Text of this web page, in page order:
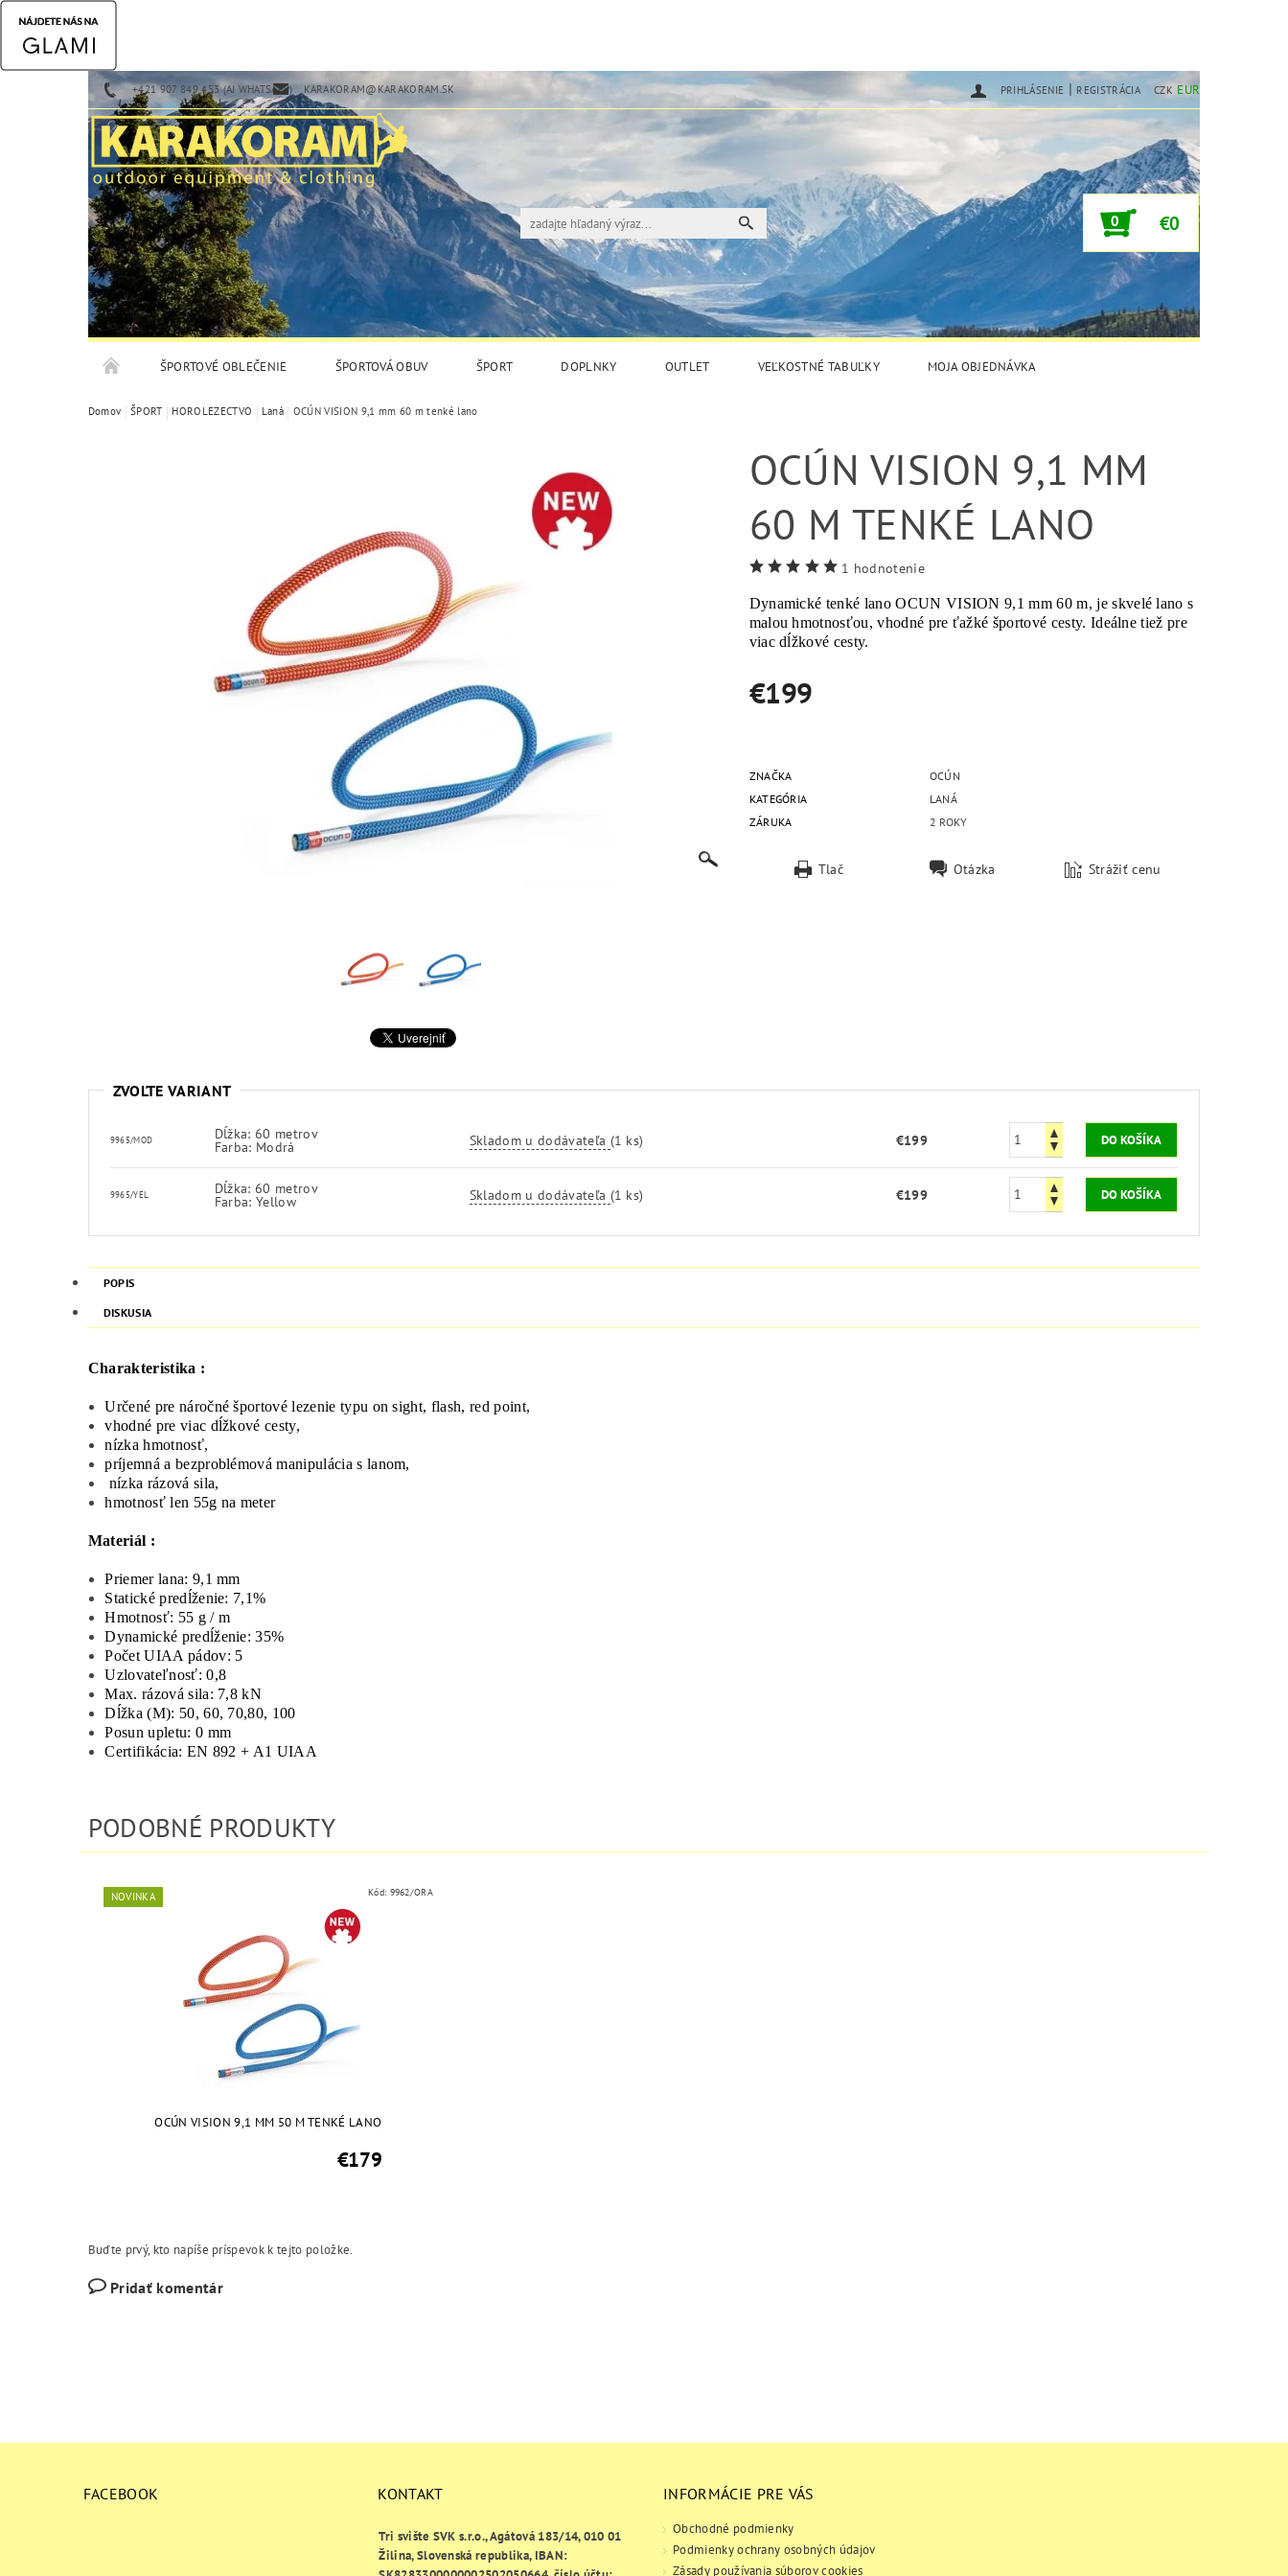
+421 907 849 453 (AJ WHATSAPP) KARAKORAM@KARAKORAM.SK CZK EUR
PRIHLÁSENIE | REGISTRÁCIA
0 €0
ŠPORTOVÉ OBLEČENIE ŠPORTOVÁ OBUV ŠPORT DOPLNKY OUTLET VEĽKOSTNÉ TABUĽKY MOJA OBJEDNÁVKA
Domov ŠPORT HOROLEZECTVO Laná OCÚN VISION 9,1 mm 60 m tenké lano
OCÚN VISION 9,1 MM
60 M TENKÉ LANO
1 hodnotenie
Dynamické tenké lano OCUN VISION 9,1 mm 60 m, je skvelé lano s
malou hmotnosťou, vhodné pre ťažké športové cesty. Ideálne tiež pre
viac dĺžkové cesty.
€199
ZNAČKA
OCÚN
KATEGÓRIA
LANÁ
ZÁRUKA
2 ROKY
Tlač Otázka Strážiť cenu
ZVOĽTE VARIANT
9965/MOD Dĺžka: 60 metrov
Farba: Modrá Skladom u dodávateľa (1 ks) €199
9965/YEL Dĺžka: 60 metrov
Farba: Yellow Skladom u dodávateľa (1 ks) €199
POPIS
DISKUSIA
Charakteristika :
Určené pre náročné športové lezenie typu on sight, flash, red point,
vhodné pre viac dĺžkové cesty,
nízka hmotnosť,
príjemná a bezproblémová manipulácia s lanom,
nízka rázová sila,
hmotnosť len 55g na meter
Materiál :
Priemer lana: 9,1 mm
Statické predĺženie: 7,1%
Hmotnosť: 55 g / m
Dynamické predĺženie: 35%
Počet UIAA pádov: 5
Uzlovateľnosť: 0,8
Max. rázová sila: 7,8 kN
Dĺžka (M): 50, 60, 70,80, 100
Posun upletu: 0 mm
Certifikácia: EN 892 + A1 UIAA
PODOBNÉ PRODUKTY
NOVINKA Kód: 9962/ORA
OCÚN VISION 9,1 MM 50 M TENKÉ LANO
€179
Buďte prvý, kto napíše príspevok k tejto položke.
Pridať komentár
FACEBOOK KONTAKT
Tri svište SVK s.r.o., Agátová 183/14, 010 01
Žilina, Slovenská republika, IBAN:
INFORMÁCIE PRE VÁS
Obchodné podmienky
Podmienky ochrany osobných údajov
Zásady používania súborov cookies